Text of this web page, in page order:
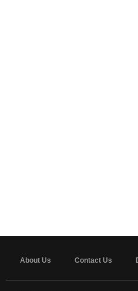
About Us Contact Us